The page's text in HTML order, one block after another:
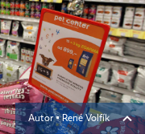
Autor ▪René Volfík